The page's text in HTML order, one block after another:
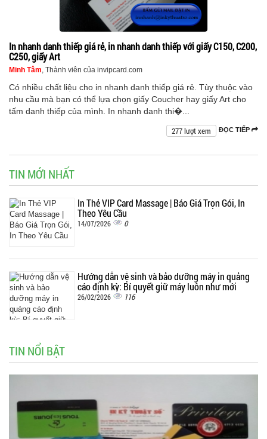
In nhanh danh thiếp giá rẻ, in nhanh danh thiếp với giấy C150, C200,
C250, giấy Art
Minh Tâm, Thành viên của invipcard.com
Có nhiều chất liệu cho in nhanh danh thiếp giá rẻ. Tùy thuộc vào
nhu cầu mà bạn có thể lựa chọn giấy Coucher hay giấy Art cho
tấm danh thiếp của mình. In nhanh danh thi�...
ĐỌC TIẾP
277 lượt xem
TIN MỚI NHẤT
In Thẻ VIP Card Massage | Báo Giá Trọn Gói, In
Theo Yêu Cầu
14/07/2026 0
Hướng dẫn vệ sinh và bảo dưỡng máy in quảng
cáo định kỳ: Bí quyết giữ máy luôn như mới
26/02/2026 116
TIN NỔI BẬT